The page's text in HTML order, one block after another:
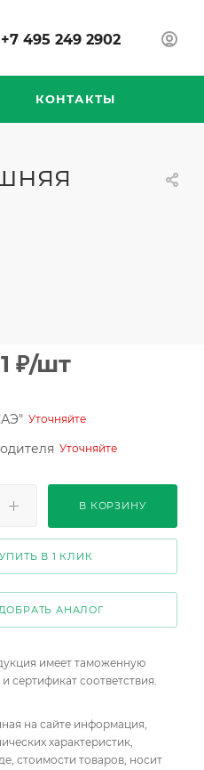
+7 495 249 2902
КОНТАКТЫ
₽/шт
Уточняйте
Уточняйте
В КОРЗИНУ
В 1 КЛИК
АНАЛОГ
имеет таможенную
сертификат соответствия.
на сайте информация,
характеристик,
стоимости товаров, носит